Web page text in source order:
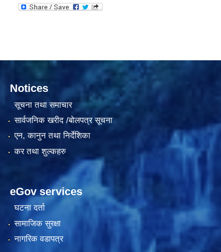
Notices
सूचना तथा समाचार
सार्वजनिक खरीद /बोलपत्र सूचना
एन, कानुन तथा निर्देशिका
कर तथा शुल्कहरु
eGov services
घटना दर्ता
सामाजिक सुरक्षा
नागरिक वडापत्र